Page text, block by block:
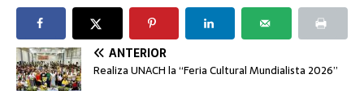
ANTERIOR
Realiza UNACH la “Feria Cultural Mundialista 2026”